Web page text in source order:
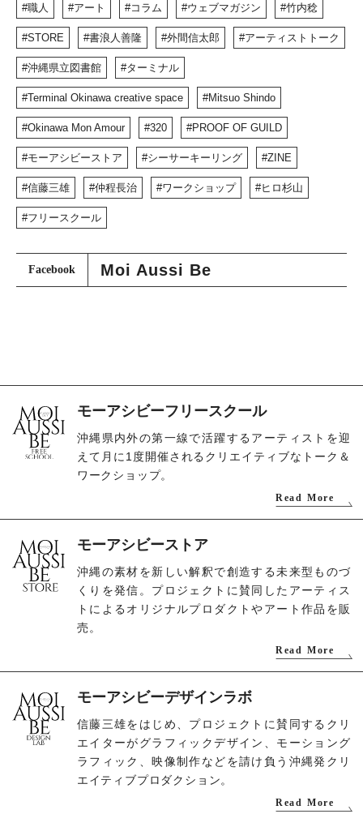
職人 アート コラム ウェブマガジン 竹内稔
STORE 書浪人善隆 外間信太郎 アーティストトーク
沖縄県立図書館 ターミナル
Terminal Okinawa creative space Mitsuo Shindo
Okinawa Mon Amour 320 PROOF OF GUILD
モーアシビーストア シーサーキーリング ZINE
信藤三雄 仲程長治 ワークショップ ヒロ杉山
フリースクール
Moi Aussi Be
Facebook
モーアシビーフリースクール
沖縄県内外の第一線で活躍するアーティストを迎
えて月に1度開催されるクリエイティブなトーク＆
ワークショップ。
Read More
モーアシビーストア
沖縄の素材を新しい解釈で創造する未来型ものづ
くりを発信。プロジェクトに賛同したアーティス
トによるオリジナルプロダクトやアート作品を販
売。
Read More
モーアシビーデザインラボ
信藤三雄をはじめ、プロジェクトに賛同するクリ
エイターがグラフィックデザイン、モーショング
ラフィック、映像制作などを請け負う沖縄発クリ
エイティブプロダクション。
Read More